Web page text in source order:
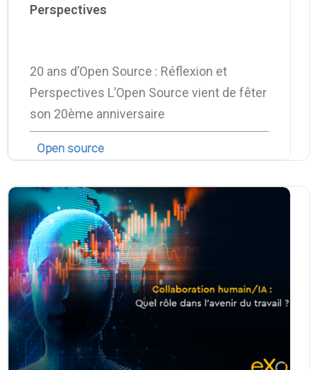
Perspectives
20 ans d’Open Source : Réflexion et
Perspectives L’Open Source vient de fêter
son 20ème anniversaire
Open source